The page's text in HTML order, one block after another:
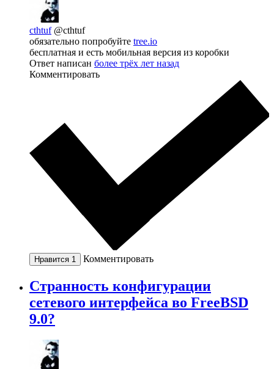
cthtuf @cthtuf
обязательно попробуйте tree.io
бесплатная и есть мобильная версия из коробки
Ответ написан более трёх лет назад
Комментировать
Нравится 1 Комментировать
Странность конфигурации
сетевого интерфейса во FreeBSD
9.0?